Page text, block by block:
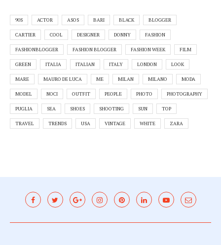
90S ACTOR ASOS BARI BLACK BLOGGER
CARTIER COOL DESIGNER DONNY FASHION
FASHIONBLOGGER FASHION BLOGGER FASHION WEEK FILM
GREEN ITALIA ITALIAN ITALY LONDON LOOK
MARE MAURO DE LUCA ME MILAN MILANO MODA
MODEL NOCI OUTFIT PEOPLE PHOTO PHOTOGRAPHY
PUGLIA SEA SHOES SHOOTING SUN TOP
TRAVEL TRENDS USA VINTAGE WHITE ZARA